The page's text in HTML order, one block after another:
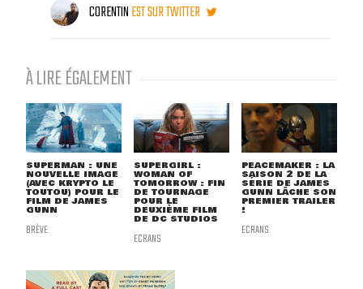
CORENTINEST SUR TWITTER
À LIRE ÉGALEMENT
SUPERMAN : UNE
NOUVELLE IMAGE
(AVEC KRYPTO LE
TOUTOU) POUR LE
FILM DE JAMES
GUNN
BRÈVE
SUPERGIRL :
WOMAN OF
TOMORROW : FIN
DE TOURNAGE
POUR LE
DEUXIÈME FILM
DE DC STUDIOS
ECRANS
PEACEMAKER : LA
SAISON 2 DE LA
SÉRIE DE JAMES
GUNN LÂCHE SON
PREMIER TRAILER
!
ECRANS